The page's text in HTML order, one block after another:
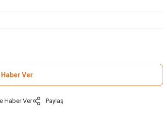
Ver
Haber Ver Paylaş